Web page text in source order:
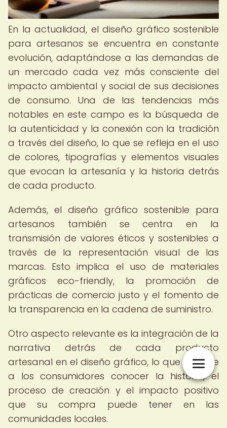
En la actualidad, el diseño gráfico sostenible
para artesanos se encuentra en constante
evolución, adaptándose a las demandas de
un mercado cada vez más consciente del
impacto ambiental y social de sus decisiones
de consumo. Una de las tendencias más
notables en este campo es la búsqueda de
la autenticidad y la conexión con la tradición
a través del diseño, lo que se refleja en el uso
de colores, tipografías y elementos visuales
que evocan la artesanía y la historia detrás
de cada producto.
Además, el diseño gráfico sostenible para
artesanos también se centra en la
transmisión de valores éticos y sostenibles a
través de la representación visual de las
marcas. Esto implica el uso de materiales
gráficos eco-friendly, la promoción de
prácticas de comercio justo y el fomento de
la transparencia en la cadena de suministro.
Otro aspecto relevante es la integración de la
narrativa detrás de cada producto
artesanal en el diseño gráfico, lo que permite
a los consumidores conocer la historia, el
proceso de creación y el impacto positivo
que su compra puede tener en las
comunidades locales.